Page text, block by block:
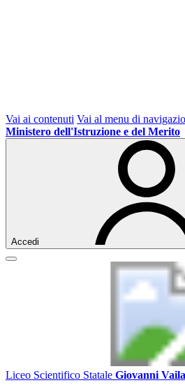
Vai ai contenuti Vai al menu di
Ministero dell'Istruzione e del Merito
Accedi
Liceo Scientifico Statale Giovanni